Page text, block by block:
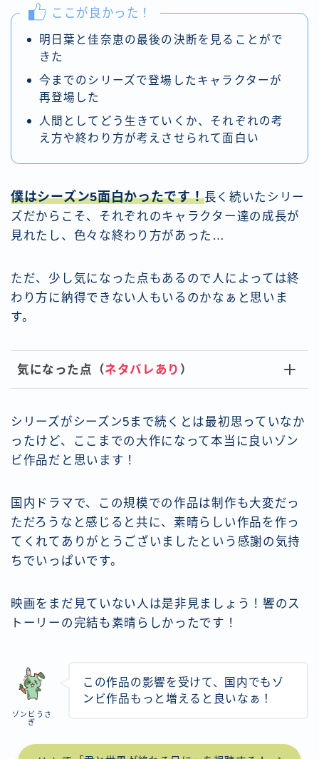
ここが良かった！
明日葉と佳奈恵の最後の決断を見ることがで
きた
今までのシリーズで登場したキャラクターが
再登場した
人間としてどう生きていくか、それぞれの考
え方や終わり方が考えさせられて面白い
僕はシーズン5面白かったです！長く続いたシリー
ズだからこそ、それぞれのキャラクター達の成長が
見れたし、色々な終わり方があった…
ただ、少し気になった点もあるので人によっては終
わり方に納得できない人もいるのかなぁと思いま
す。
気になった点（ネタバレあり ）
シリーズがシーズン5まで続くとは最初思っていなか
ったけど、ここまでの大作になって本当に良いゾン
ビ作品だと思います！
国内ドラマで、この規模での作品は制作も大変だっ
ただろうなと感じると共に、素晴らしい作品を作っ
てくれてありがとうございましたという感謝の気持
ちでいっぱいです。
映画をまだ見ていない人は是非見ましょう！響のス
トーリーの完結も素晴らしかったです！
ゾンビうさ
ぎ
この作品の影響を受けて、国内でもゾ
ンビ作品もっと増えると良いなぁ！